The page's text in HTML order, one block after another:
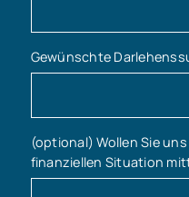
Gewünschte
(optional) Wollen Sie
finanziellen Situation